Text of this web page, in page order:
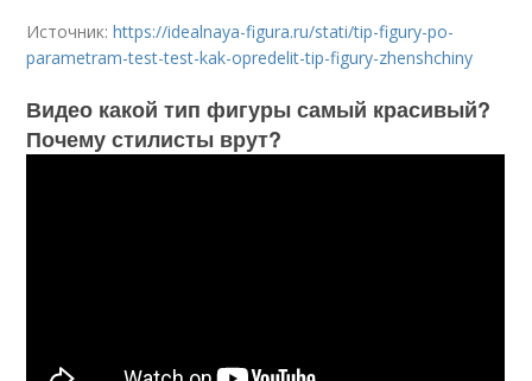
Источник:https://idealnaya-figura.ru/stati/tip-figury-po-
parametram-test-test-kak-opredelit-tip-figury-zhenshchiny
Видео какой тип фигуры самый красивый?
Почему стилисты врут?